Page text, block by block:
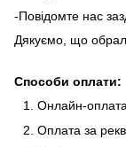
-Повідомте нас
Дякуємо, що
Способи оплати:
Онлайн-
Оплата за